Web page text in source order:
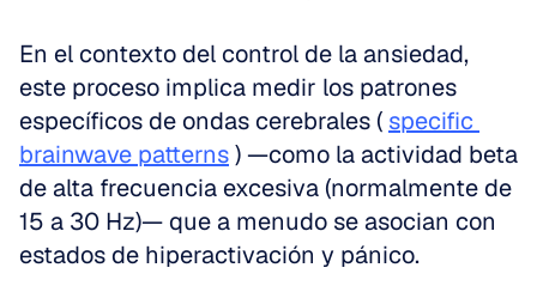
En el contexto del control de la ansiedad,
este proceso implica medir los patrones
específicos de ondas cerebrales ( specific
brainwave patterns ) —como la actividad beta
de alta frecuencia excesiva (normalmente de
15 a 30 Hz)— que a menudo se asocian con
estados de hiperactivación y pánico.